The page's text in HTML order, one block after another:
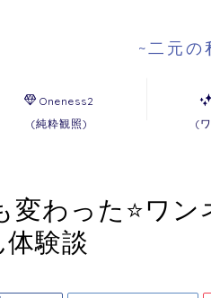
~二元の
Oneness2
(純粋観照)
(
変わった⭐️ワ
験談